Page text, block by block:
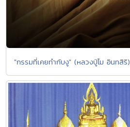
"กรรมที่เคยทำกับงู" (หลวงปู่ไม อินทสิริ)